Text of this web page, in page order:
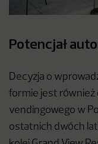
Potencjał
Decyzja o
formie jest również
vendingowego w
ostatnich dwóch lat